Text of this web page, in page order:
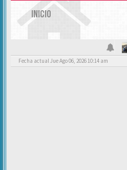
INICIO
Fecha actual Jue Ago 06, 2026 10:14 am